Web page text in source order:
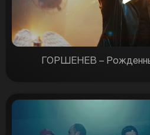
ГОРШЕНЕВ –